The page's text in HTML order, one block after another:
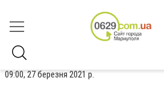
09:00, 27 березня 2021 р.